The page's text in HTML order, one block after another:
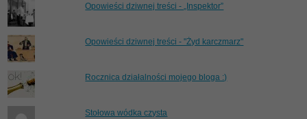
Opowieści dziwnej treści - „Inspektor”
Opowieści dziwnej treści - "Żyd karczmarz"
Rocznica działalności mojego bloga :)
Stołowa wódka czysta